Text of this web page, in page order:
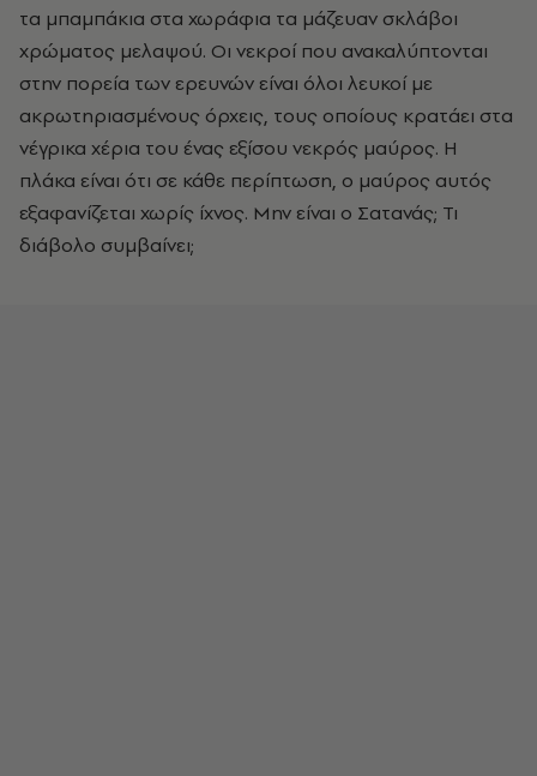
τα μπαμπάκια στα χωράφια τα μάζευαν σκλάβοι
χρώματος μελαψού. Οι νεκροί που ανακαλύπτονται
στην πορεία των ερευνών είναι όλοι λευκοί με
ακρωτηριασμένους όρχεις, τους οποίους κρατάει στα
νέγρικα χέρια του ένας εξίσου νεκρός μαύρος. Η
πλάκα είναι ότι σε κάθε περίπτωση, ο μαύρος αυτός
εξαφανίζεται χωρίς ίχνος. Μην είναι ο Σατανάς; Τι
διάβολο συμβαίνει;